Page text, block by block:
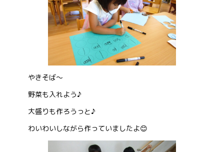
認可保育園一覧
お問い合わせ
やきそば～
野菜も入れよう♪
大盛りも作ろうっと♪
わいわいしながら作っていましたよ😊